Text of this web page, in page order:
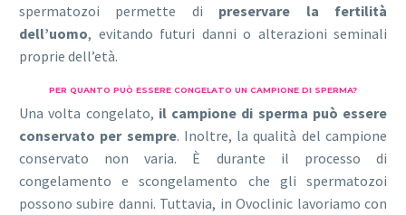
spermatozoi permette di preservare la fertilità
dell’uomo, evitando futuri danni o alterazioni seminali
proprie dell’età.
PER QUANTO PUÒ ESSERE CONGELATO UN CAMPIONE DI SPERMA?
Una volta congelato, il campione di sperma può essere
conservato per sempre. Inoltre, la qualità del campione
conservato non varia. È durante il processo di
congelamento e scongelamento che gli spermatozoi
possono subire danni. Tuttavia, in Ovoclinic lavoriamo con